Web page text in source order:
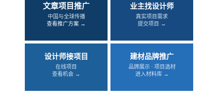
文章项目推广
中国与全球传播
查看推广方案 →
业主找设计师
真实项目需求
提交项目 →
设计师接项目
在线项目
查看机会 →
建材品牌推广
品牌展示 · 项目选材
进入材料库 →